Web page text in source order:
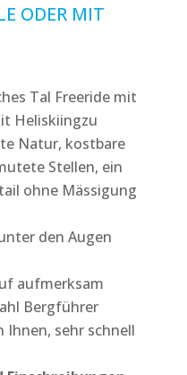
ODER MIT
Tal Freeride mit
Heliskiingzu
Natur, kostbare
Stellen, ein
ohne Mässigung
den Augen
aufmerksam
Bergführer
Ihnen, sehr schnell